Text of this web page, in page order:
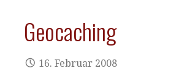
Geocaching
16. Februar 2008